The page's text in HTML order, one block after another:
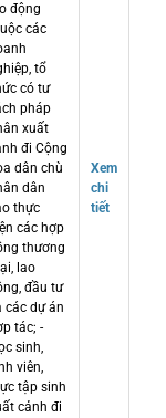
động
các
tổ
có tư
pháp
xuất
đi Cộng
dân chù
dân
thực
các hợp
thương
lao
đầu tư
các dự án
tác; -
sinh,
viên,
tập sinh
cảnh đi
Xem
chi
tiết